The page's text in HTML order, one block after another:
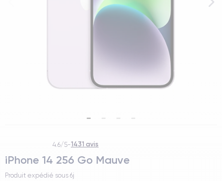
4.6/5-1431 avis
iPhone 14 256 Go Mauve
Produit expédié sous 6j